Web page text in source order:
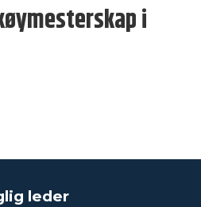
i
leder